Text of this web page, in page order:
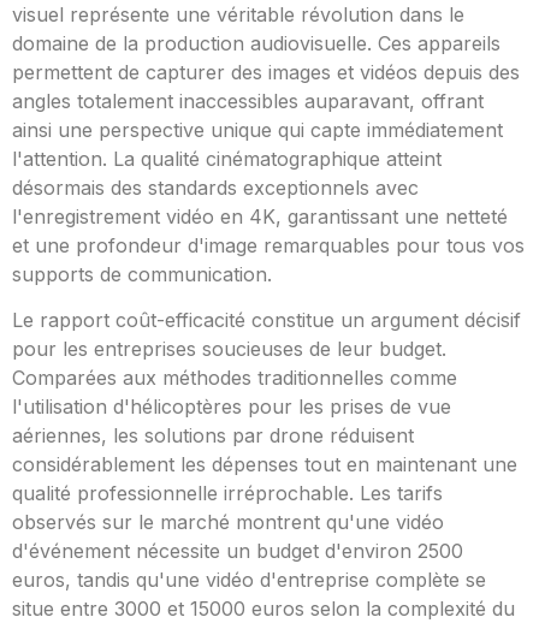
visuel représente une véritable révolution dans le
domaine de la production audiovisuelle. Ces appareils
permettent de capturer des images et vidéos depuis des
angles totalement inaccessibles auparavant, offrant
ainsi une perspective unique qui capte immédiatement
l'attention. La qualité cinématographique atteint
désormais des standards exceptionnels avec
l'enregistrement vidéo en 4K, garantissant une netteté
et une profondeur d'image remarquables pour tous vos
supports de communication.
Le rapport coût-efficacité constitue un argument décisif
pour les entreprises soucieuses de leur budget.
Comparées aux méthodes traditionnelles comme
l'utilisation d'hélicoptères pour les prises de vue
aériennes, les solutions par drone réduisent
considérablement les dépenses tout en maintenant une
qualité professionnelle irréprochable. Les tarifs
observés sur le marché montrent qu'une vidéo
d'événement nécessite un budget d'environ 2500
euros, tandis qu'une vidéo d'entreprise complète se
situe entre 3000 et 15000 euros selon la complexité du